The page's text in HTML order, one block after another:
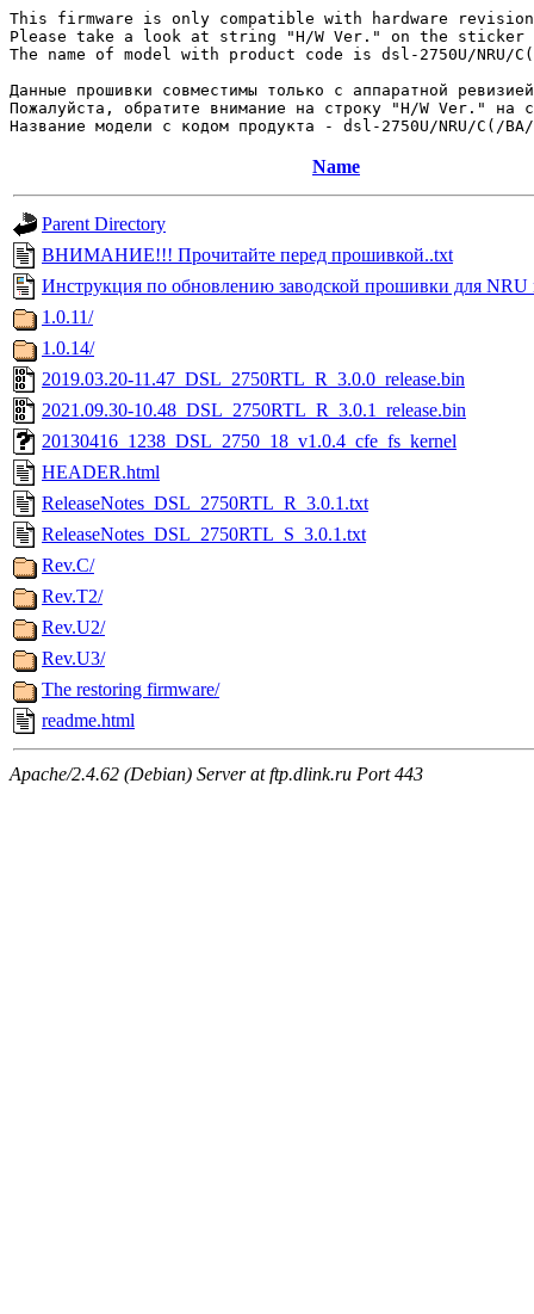
This firmware is only compatible with hardware
Please take a look at string "H/W Ver." on the sticker
The name of model with product code is dsl-2750U/NRU/
Данные прошивки совместимы только с аппаратной
Пожалуйста, обратите внимание на строку "H/W Ver." на
Name
Parent Directory
ВНИМАНИЕ!!! Прочитайте перед прошивкой..txt
Инструкция по обновлению заводской прошивки для NRU
1.0.11/
1.0.14/
2019.03.20-11.47_DSL_2750RTL_R_3.0.0_release.bin
2021.09.30-10.48_DSL_2750RTL_R_3.0.1_release.bin
20130416_1238_DSL_2750_18_v1.0.4_cfe_fs_kernel
HEADER.html
ReleaseNotes_DSL_2750RTL_R_3.0.1.txt
ReleaseNotes_DSL_2750RTL_S_3.0.1.txt
Rev.C/
Rev.T2/
Rev.U2/
Rev.U3/
The restoring firmware/
readme.html
Apache/2.4.62 (Debian) Server at ftp.dlink.ru Port 443